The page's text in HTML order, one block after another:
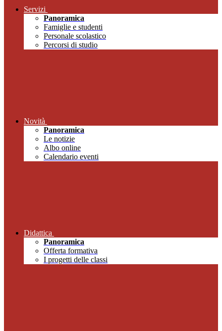
Servizi
Panoramica
Famiglie e studenti
Personale scolastico
Percorsi di studio
Novità
Panoramica
Le notizie
Albo online
Calendario eventi
Didattica
Panoramica
Offerta formativa
I progetti delle classi